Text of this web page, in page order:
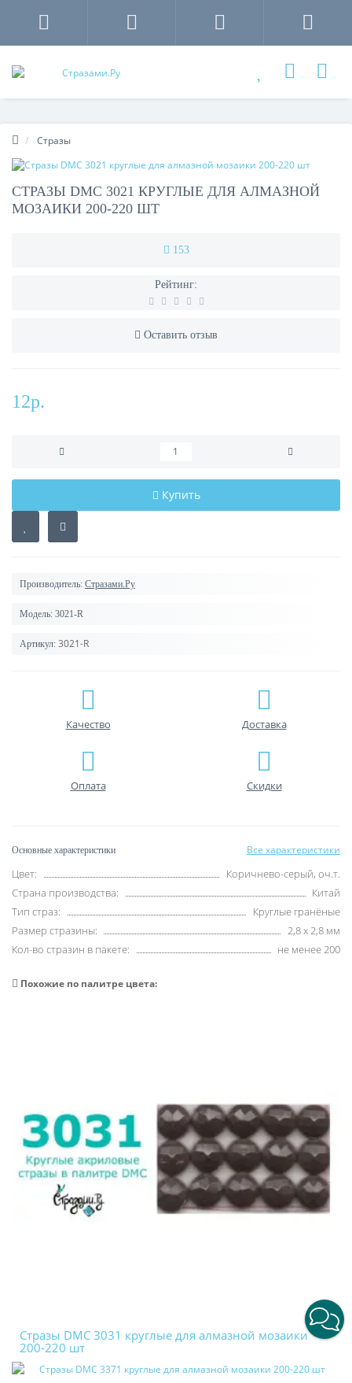
Стразы
СТРАЗЫ DMC 3021 КРУГЛЫЕ ДЛЯ АЛМАЗНОЙ
МОЗАИКИ 200-220 ШТ
153
Рейтинг:
Оставить отзыв
12р.
Купить
Производитель: Стразами.Ру
Модель: 3021-R
Артикул: 3021-R
Качество Доставка
Оплата Скидки
Основные характеристики Все характеристики
Цвет:
Коричнево-серый, оч.т.
Страна производства:
Китай
Тип страз:
Круглые гранёные
Размер стразины:
2,8 х 2,8 мм
Кол-во стразин в пакете:
не менее 200
Похожие по палитре цвета:
Стразы DMC 3031 круглые для алмазной мозаики
200-220 шт